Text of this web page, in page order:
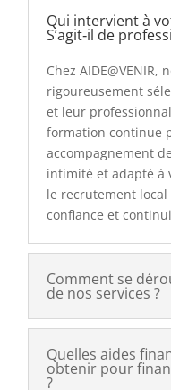
Qui intervient à
S’agit‑il de
Chez
rigoureusement
et leur
formation continue
accompagnement
intimité et adapté à
le recrutement
confiance et
Comment se
de nos services ?
Quelles aides
obtenir pour
?